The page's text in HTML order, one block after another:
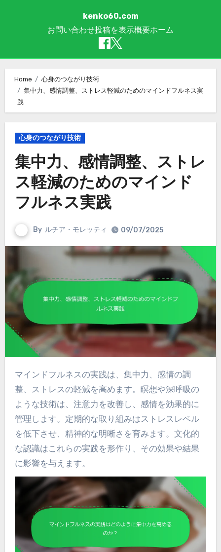
kenko60.com
お問い合わせ投稿を表示概要ホーム
Home
心身のつながり技術
集中力、感情調整、ストレス軽減のためのマインドフルネス実
践
心身のつながり技術
集中力、感情調整、ストレ
ス軽減のためのマインド
フルネス実践
By ルチア・モレッティ 09/07/2025
マインドフルネスの実践は、集中力、感情の調
整、ストレスの軽減を高めます。瞑想や深呼吸の
ような技術は、注意力を改善し、感情を効果的に
管理します。定期的な取り組みはストレスレベル
を低下させ、精神的な明晰さを育みます。文化的
な認識はこれらの実践を形作り、その効果や結果
に影響を与えます。